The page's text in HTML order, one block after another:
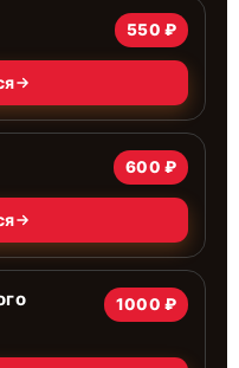
550 ₽
600 ₽
1000 ₽